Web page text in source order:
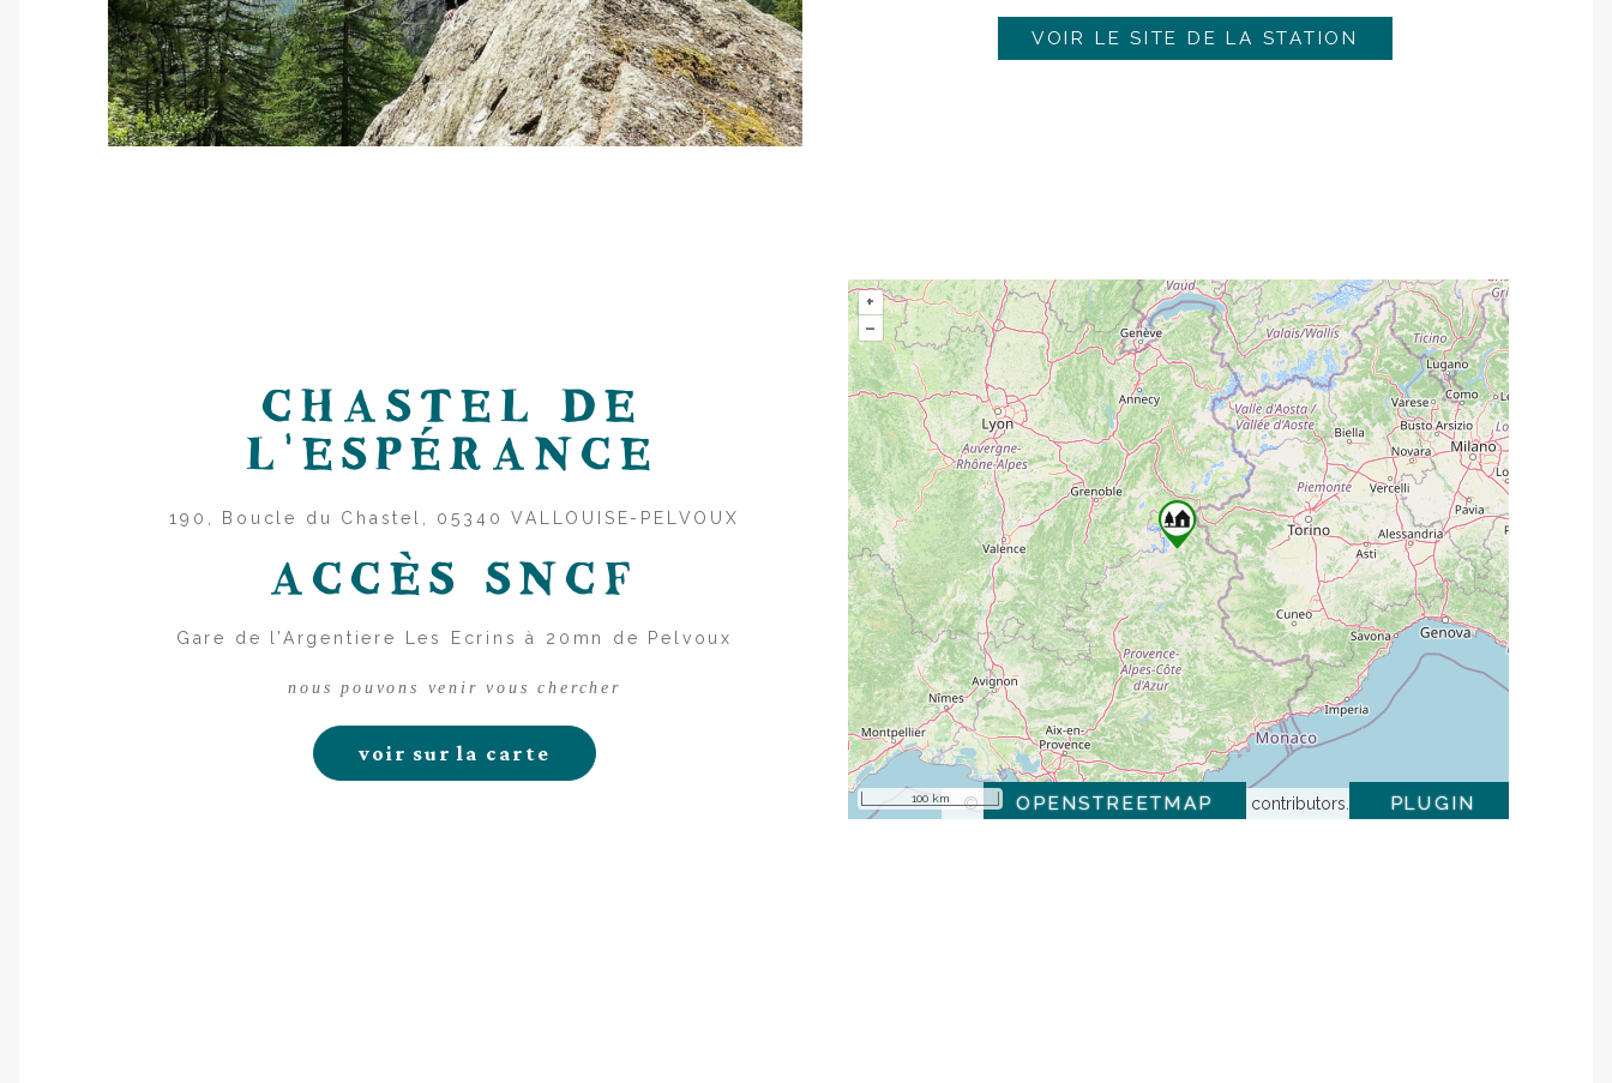
VOIR LE SITE DE LA STATION
CHASTEL DE
L 'ESPÉR ANCE
190, Boucle du Chastel, 05340 VALLOUISE-PELVOUX
ACCÈS SNCF
Gare de l’Argentiere Les Ecrins à 20mn de Pelvoux
nous pouvons venir vous chercher
voir sur la carte
+
–
© OPENSTREETMAP contributors. PLUGIN
100 km